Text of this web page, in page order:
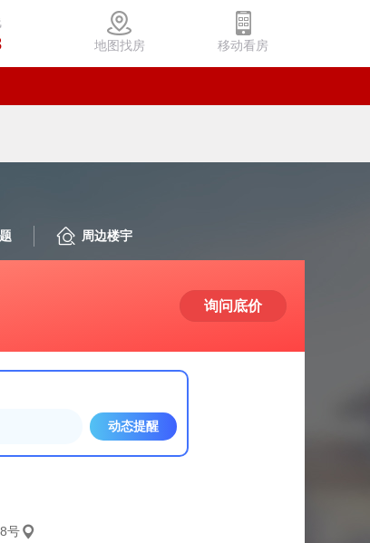
地图找房 移动看房
周边楼宇
询问底价
动态提醒
号